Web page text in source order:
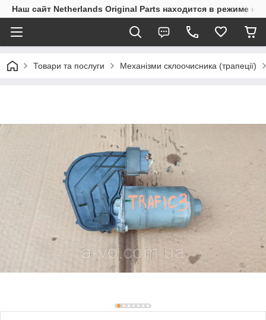
Наш сайт Netherlands Original Parts находится в режиме
Товари та послуги Механізми склоочисника (трапеції)